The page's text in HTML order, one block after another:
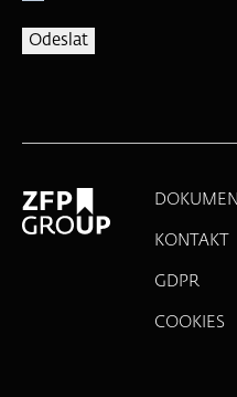
KONTAKT
GDPR
COOKIES